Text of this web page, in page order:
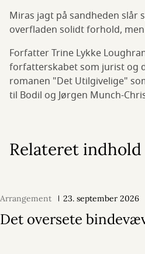
Miras jagt på sandheden slår
overfladen solidt forhold,
Forfatter Trine Lykke
forfatterskabet som jurist og
romanen "Det Utilgivelige"
til Bodil og Jørgen Munch-
Relateret indhold
Arrangement 23. september 2026
Det oversete